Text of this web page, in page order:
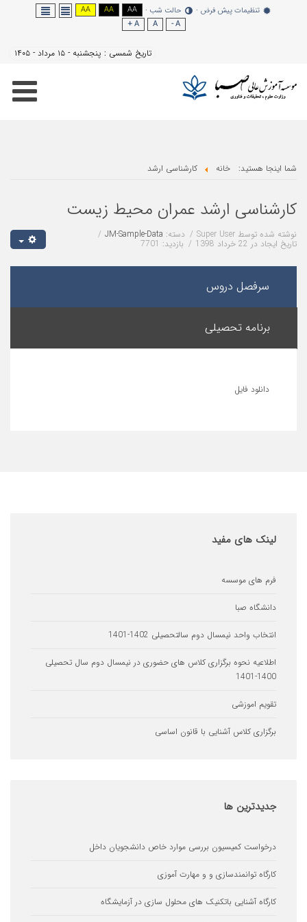
تنظیمات پیش فرض حالت شب AA
AA
AA
پنجشنبه - ۱۵ مرداد - ۱۴۰۵
خانه کارشناسی ارشد
ارشد عمران محیط زیست
توسطSuper User دسته:JM-Sample-Data
1398 بازدید: 7701
دروس
تحصیلی
های مفید
موسسه
واحد نیمسال دوم سالتحصیلی 1402-1401
نحوه برگزاری کلاس های حضوری در نیمسال دوم سال تحصیلی
کلاس آشنایی با قانون اساسی
ها
کمیسیون بررسی موارد خاص دانشجویان داخل
توانمندسازی و و مهارت آموزی
آشنایی باتکنیک های محلول سازی در آزمایشگاه